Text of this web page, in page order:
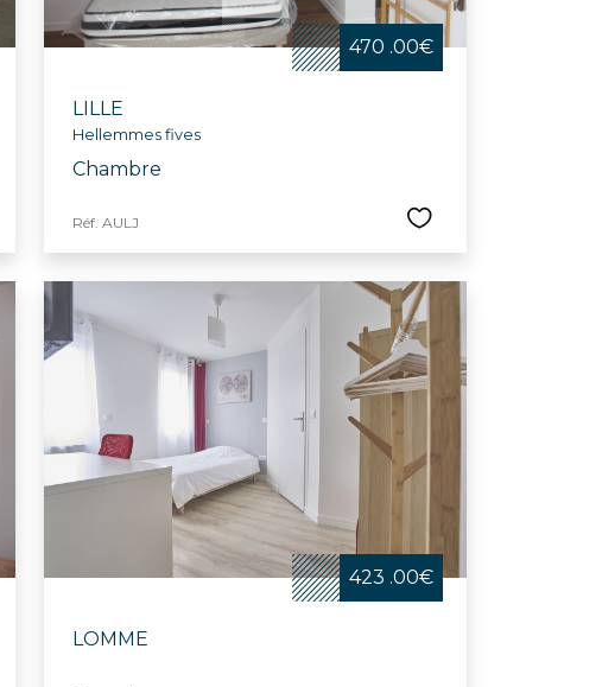
470 .00€
LILLE
Hellemmes fives
Chambre
Réf. AULJ
423 .00€
LOMME